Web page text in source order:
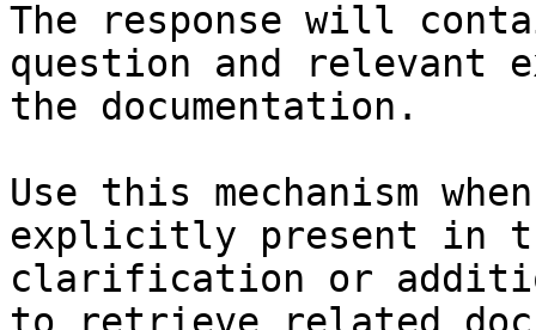
The response will
question and relevant
the documentation.
Use this mechanism
explicitly present in
clarification or